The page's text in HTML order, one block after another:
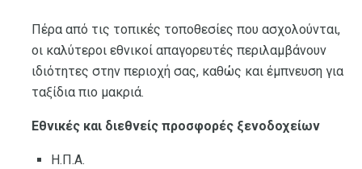
Πέρα από τις τοπικές τοποθεσίες που ασχολούνται,
οι καλύτεροι εθνικοί απαγορευτές περιλαμβάνουν
ιδιότητες στην περιοχή σας, καθώς και έμπνευση για
ταξίδια πιο μακριά.
Εθνικές και διεθνείς προσφορές ξενοδοχείων
Η.Π.Α.